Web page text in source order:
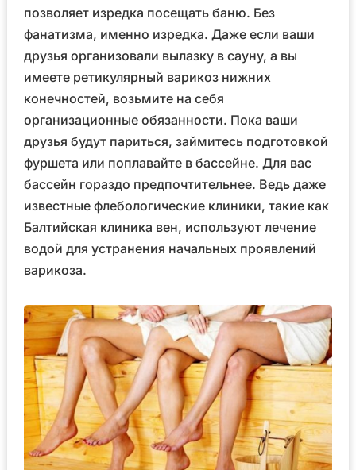
позволяет изредка посещать баню. Без
фанатизма, именно изредка. Даже если ваши
друзья организовали вылазку в сауну, а вы
имеете ретикулярный варикоз нижних
конечностей, возьмите на себя
организационные обязанности. Пока ваши
друзья будут париться, займитесь подготовкой
фуршета или поплавайте в бассейне. Для вас
бассейн гораздо предпочтительнее. Ведь даже
известные флебологические клиники, такие как
Балтийская клиника вен, используют лечение
водой для устранения начальных проявлений
варикоза.